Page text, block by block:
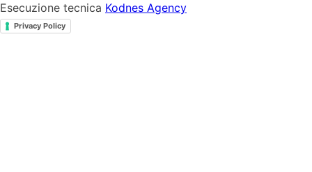
Esecuzione tecnica Kodnes Agency
Privacy Policy